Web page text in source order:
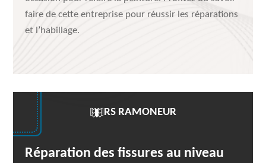
faire de cette entreprise pour réussir les réparations
et l’habillage.
RS RAMONEUR
Réparation des fissures au niveau